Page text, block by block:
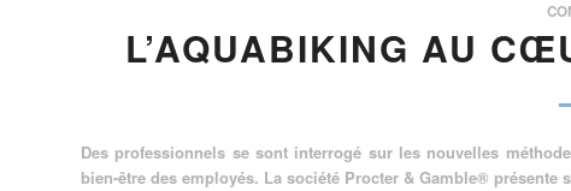
L’AQUABIKING AU
Des professionnels se sont interrogé sur les nouvelles
bien-être des employés. La société Procter & Gamble® présente